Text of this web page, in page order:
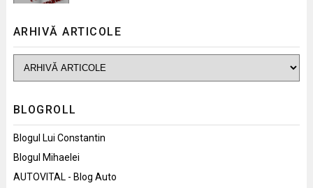
ARHIVĂ ARTICOLE
BLOGROLL
Blogul Lui Constantin
Blogul Mihaelei
AUTOVITAL - Blog Auto